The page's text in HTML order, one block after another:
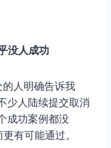
没人成功
人明确告诉我
人陆续提交取消
成功案例都没
有可能通过。